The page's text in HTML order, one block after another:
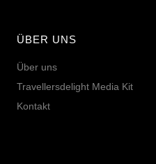
ÜBER UNS
Über uns
Travellersdelight Media Kit
Kontakt